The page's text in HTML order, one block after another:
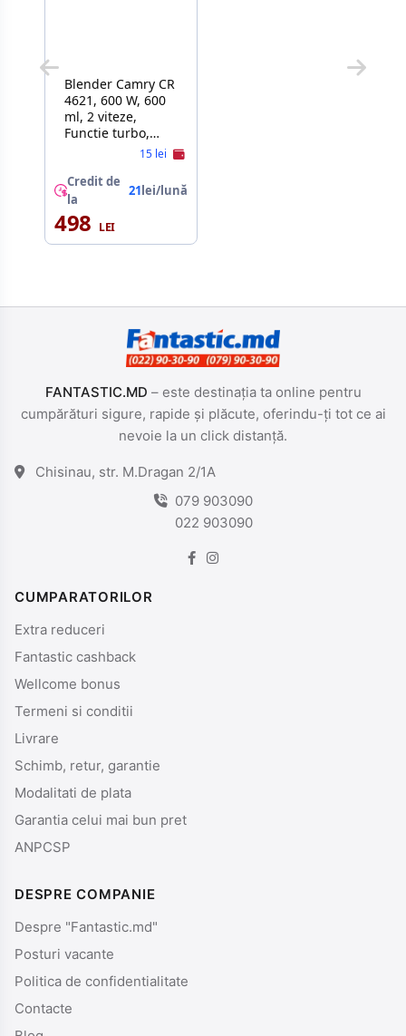
Blender Camry CR
4621, 600 W, 600
ml, 2 viteze,
Functie turbo,
15 lei
Credit de
la
21lei/lună
498
FANTASTIC.MD – este destinația ta online pentru
cumpărături sigure, rapide și plăcute, oferindu-ți tot ce ai
nevoie la un click distanță.
Chisinau, str. M.Dragan 2/1A
079 903090
022 903090
CUMPARATORILOR
Extra reduceri
Fantastic cashback
Wellcome bonus
Termeni si conditii
Livrare
Schimb, retur, garantie
Modalitati de plata
Garantia celui mai bun pret
ANPCSP
DESPRE COMPANIE
Despre "Fantastic.md"
Posturi vacante
Politica de confidentialitate
Contacte